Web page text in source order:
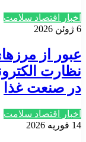
اخبار اقتصاد سلامت
6 ژوئن 2026
عبور از
نظارت
در صنعت غذا
اخبار اقتصاد سلامت
14 فوریه 2026